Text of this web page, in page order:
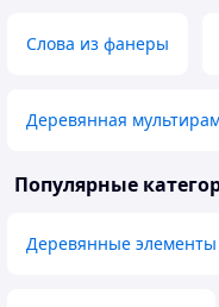
Слова из фанеры
Деревянная
Популярные
Деревянные